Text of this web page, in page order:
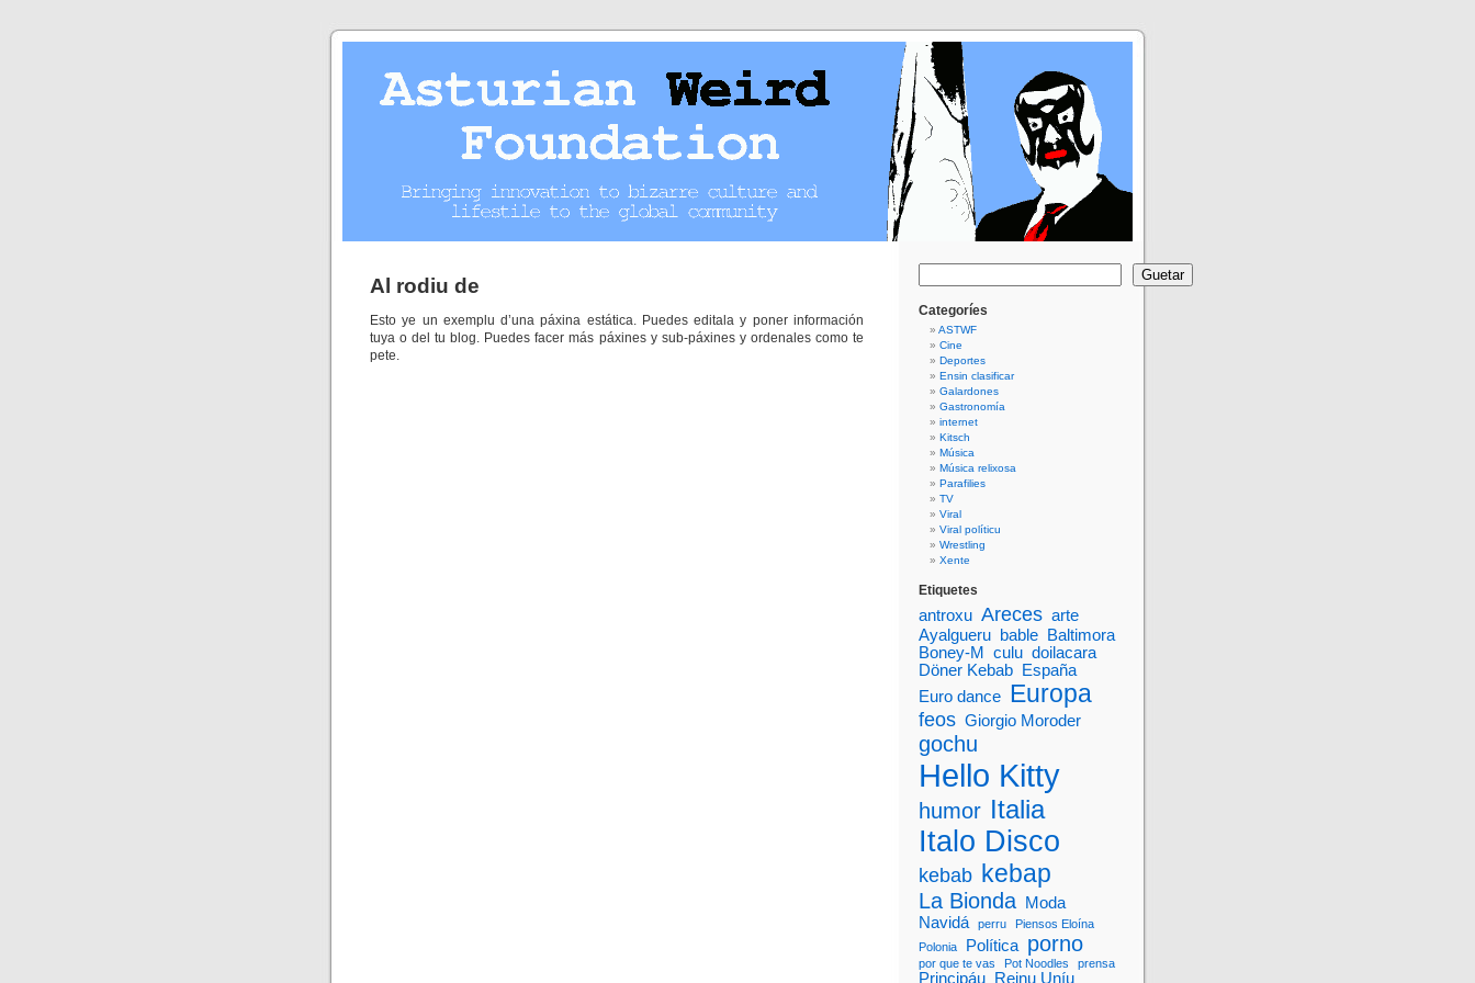
Al rodiu de
Esto ye un exemplu d’una páxina estática. Puedes editala y poner información
tuya o del tu blog. Puedes facer más páxines y sub-páxines y ordenales como te
pete.
Guetar Guetar
Categoríes
ASTWF
Cine
Deportes
Ensin clasificar
Galardones
Gastronomía
internet
Kitsch
Música
Música relixosa
Parafilies
TV
Viral
Viral políticu
Wrestling
Xente
Etiquetes
antroxu Areces arte
Ayalgueru
bable
Baltimora
Boney-M
culu doilacara
Döner Kebab
España
Euro dance Europa
feos Giorgio Moroder
gochu
Hello Kitty
humor Italia
Italo Disco
kebab kebap
La Bionda
Moda
Navidá
perru
Piensos Eloína
Polonia
Política porno
por que te vas Pot Noodles prensa
Principáu Reinu Uníu